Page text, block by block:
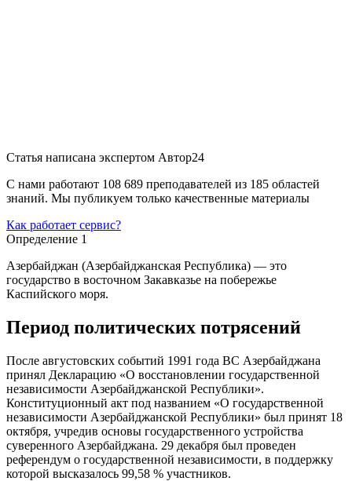
Статья написана экспертом Автор24
С нами работают 108 689 преподавателей из 185 областей
знаний. Мы публикуем только качественные материалы
Как работает сервис?
Определение 1
Азербайджан (Азербайджанская Республика) — это
государство в восточном Закавказье на побережье
Каспийского моря.
Период политических потрясений
После августовских событий 1991 года ВС Азербайджана
принял Декларацию «О восстановлении государственной
независимости Азербайджанской Республики».
Конституционный акт под названием «О государственной
независимости Азербайджанской Республики» был принят 18
октября, учредив основы государственного устройства
суверенного Азербайджана. 29 декабря был проведен
референдум о государственной независимости, в поддержку
которой высказалось 99,58 % участников.